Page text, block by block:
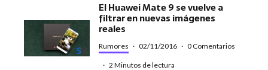
El Huawei Mate 9 se vuelve a
filtrar en nuevas imágenes
reales
Rumores · 02/11/2016 · 0 Comentarios
· 2 Minutos de lectura